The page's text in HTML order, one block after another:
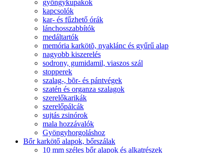
gyöngykupakok
kapcsolók
kar- és fűzhető órák
lánchosszabbítók
medáltartók
memória karkötõ, nyaklánc és gyűrű alap
nagyobb kiszerelés
sodrony, gumidamil, viaszos szál
stopperek
szalag-, bõr- és pántvégek
szatén és organza szalagok
szerelőkarikák
szerelőpálcák
sujtás zsinórok
mala hozzávalók
Gyöngyhorgoláshoz
Bőr karkötő alapok, bőrszálak
10 mm széles bőr alapok és alkatrészek